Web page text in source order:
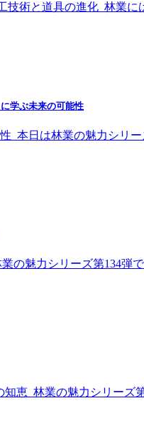
技術と道具の進化 林業
学ぶ未来の可能性
本日は林業の魅力シリ
の魅力シリーズ第134弾
恵 林業の魅力シリー